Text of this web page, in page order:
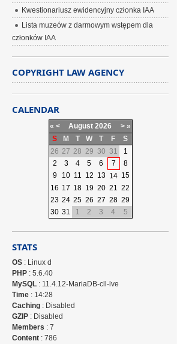
Kwestionariusz ewidencyjny członka IAA
Lista muzeów z darmowym wstępem dla
członków IAA
COPYRIGHT LAW AGENCY
CALENDAR
« < August 2026 > »
S
M T W T F
S
26 27 28 29 30 31
1
2
3 4 5 6 7
8
9
10 11 12 13 14 15
16 17 18 19 20 21 22
23 24 25 26 27 28 29
30 31 1 2 3 4 5
STATS
OS : Linux d
PHP : 5.6.40
MySQL : 11.4.12-MariaDB-cll-lve
Time : 14:28
Caching : Disabled
GZIP : Disabled
Members : 7
Content : 786